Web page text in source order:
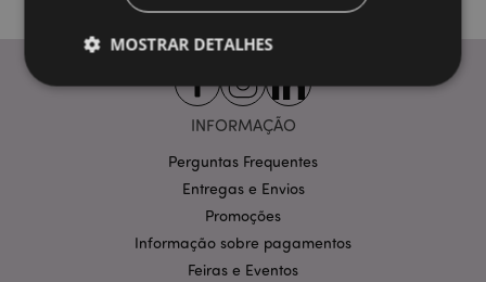
INFORMAÇÃO
Perguntas Frequentes
Entregas e Envios
Promoções
Informação sobre pagamentos
Feiras e Eventos
MOSTRAR DETALHES
Estritamente necessários
Desempenho
Segmentação
Funcionalidade
Os cookies estritamente necessários permitem
funcionalidades centrais do website, tais como login
de utilizador e gestão de conta. O sítio web não
pode ser utilizado correctamente sem os cookies
estritamente necessários.